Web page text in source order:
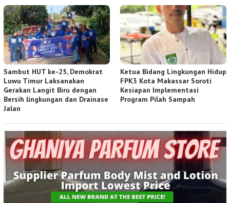
Sambut HUT ke-25, Demokrat
Luwu Timur Laksanakan
Gerakan Langit Biru dengan
Bersih lingkungan dan Drainase
Jalan
Ketua Bidang Lingkungan Hidup
FPK3 Kota Makassar Soroti
Kesiapan Implementasi
Program Pilah Sampah